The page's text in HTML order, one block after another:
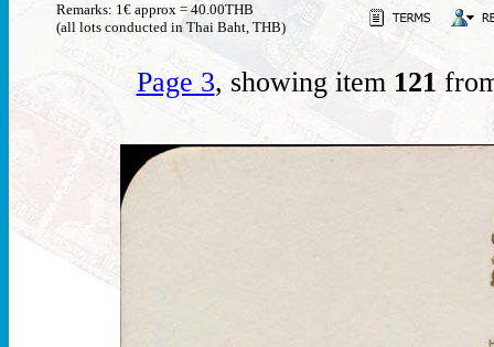
Remarks: 1€ approx = 40.00THB
(all lots conducted in Thai Baht, THB)
Page 3, showing item 121